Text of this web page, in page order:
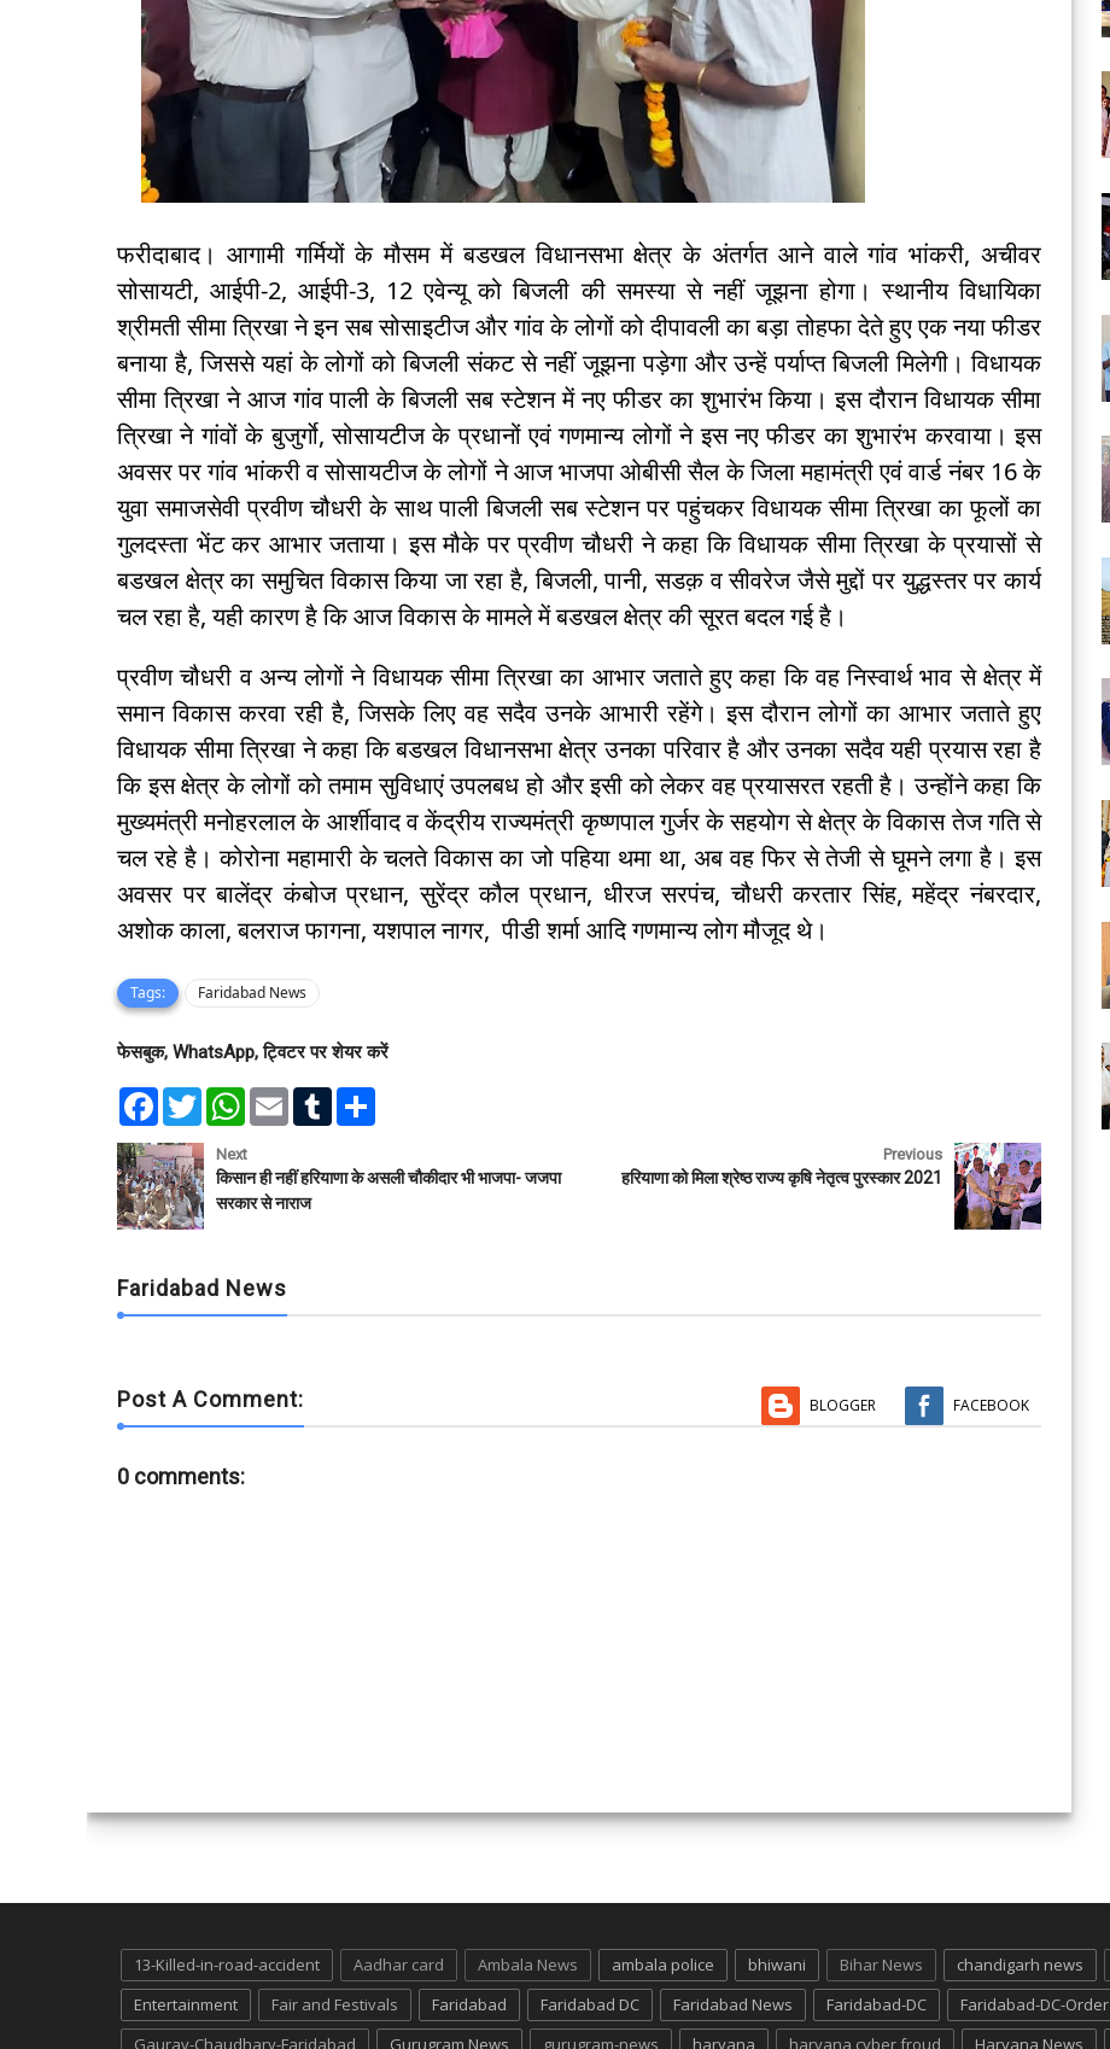
फरीदाबाद। आगामी गर्मियों के मौसम में बडखल विधानसभा क्षेत्र के अंतर्गत आने वाले गांव भांकरी, अचीवर
सोसायटी, आईपी-2, आईपी-3, 12 एवेन्यू को बिजली की समस्या से नहीं जूझना होगा। स्थानीय विधायिका
श्रीमती सीमा त्रिखा ने इन सब सोसाइटीज और गांव के लोगों को दीपावली का बड़ा तोहफा देते हुए एक नया फीडर
बनाया है, जिससे यहां के लोगों को बिजली संकट से नहीं जूझना पड़ेगा और उन्हें पर्याप्त बिजली मिलेगी। विधायक
सीमा त्रिखा ने आज गांव पाली के बिजली सब स्टेशन में नए फीडर का शुभारंभ किया। इस दौरान विधायक सीमा
त्रिखा ने गांवों के बुजुर्गाे, सोसायटीज के प्रधानों एवं गणमान्य लोगों ने इस नए फीडर का शुभारंभ करवाया। इस
अवसर पर गांव भांकरी व सोसायटीज के लोगों ने आज भाजपा ओबीसी सैल के जिला महामंत्री एवं वार्ड नंबर 16 के
युवा समाजसेवी प्रवीण चौधरी के साथ पाली बिजली सब स्टेशन पर पहुंचकर विधायक सीमा त्रिखा का फूलों का
गुलदस्ता भेंट कर आभार जताया। इस मौके पर प्रवीण चौधरी ने कहा कि विधायक सीमा त्रिखा के प्रयासों से
बडखल क्षेत्र का समुचित विकास किया जा रहा है, बिजली, पानी, सडक़ व सीवरेज जैसे मुद्दों पर युद्धस्तर पर कार्य
चल रहा है, यही कारण है कि आज विकास के मामले में बडखल क्षेत्र की सूरत बदल गई है।
प्रवीण चौधरी व अन्य लोगों ने विधायक सीमा त्रिखा का आभार जताते हुए कहा कि वह निस्वार्थ भाव से क्षेत्र में
समान विकास करवा रही है, जिसके लिए वह सदैव उनके आभारी रहेंगे। इस दौरान लोगों का आभार जताते हुए
विधायक सीमा त्रिखा ने कहा कि बडखल विधानसभा क्षेत्र उनका परिवार है और उनका सदैव यही प्रयास रहा है
कि इस क्षेत्र के लोगों को तमाम सुविधाएं उपलबध हो और इसी को लेकर वह प्रयासरत रहती है। उन्होंने कहा कि
मुख्यमंत्री मनोहरलाल के आर्शीवाद व केंद्रीय राज्यमंत्री कृष्णपाल गुर्जर के सहयोग से क्षेत्र के विकास तेज गति से
चल रहे है। कोरोना महामारी के चलते विकास का जो पहिया थमा था, अब वह फिर से तेजी से घूमने लगा है। इस
अवसर पर बालेंद्र कंबोज प्रधान, सुरेंद्र कौल प्रधान, धीरज सरपंच, चौधरी करतार सिंह, महेंद्र नंबरदार,
अशोक काला, बलराज फागना, यशपाल नागर, पीडी शर्मा आदि गणमान्य लोग मौजूद थे।
Tags: Faridabad News
फेसबुक, WhatsApp, ट्विटर पर शेयर करें
F
e
b
o
o
k
T
w
t
t
e
r
W
t
s
A
p
E
l
T
l
e
Next
किसान ही नहीं हरियाणा के असली चौकीदार भी भाजपा- जजपा
सरकार से नाराज
Previous
हरियाणा को मिला श्रेष्ठ राज्य कृषि नेतृत्व पुरस्कार 2021
Faridabad News
Post A Comment: BLOGGER FACEBOOK
0 comments:
13-Killed-in-road-accident Aadhar card Ambala News ambala police bhiwani Bihar News chandigarh news
Entertainment
Fair and Festivals Faridabad Faridabad DC Faridabad News Faridabad-DC Faridabad-DC-Order
Gaurav-Chaudhary-Faridabad
Gurugram News gurugram-news haryana haryana cyber froud Haryana News